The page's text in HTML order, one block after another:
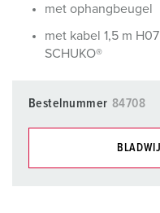
met ophangbeugel
met kabel 1,5 m
SCHUKO®
Bestelnummer 84708